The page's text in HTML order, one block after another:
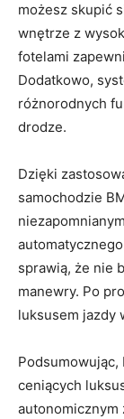
możesz ⁢skupić
wnętrze ⁣z
fotelami⁤
Dodatkowo,
różnorodnych
drodze.
Dzięki⁣
samochodzie
‌sprawią, że nie
manewry. Po
⁣luksusem jazdy
ceniących
autonomicznym